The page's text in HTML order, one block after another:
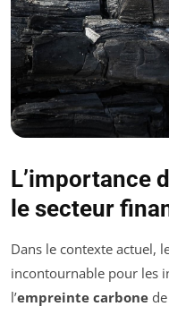
L’importance
le secteur
Dans le contexte actuel,
incontournable pour les
l’empreinte carbone